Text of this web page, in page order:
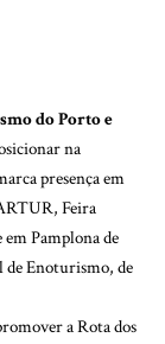
do Porto e
na
presença em
Feira
Pamplona de
de Enoturismo, de
a Rota dos